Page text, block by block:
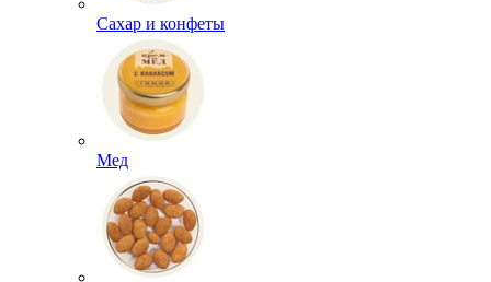
Сахар и конфеты
Мед